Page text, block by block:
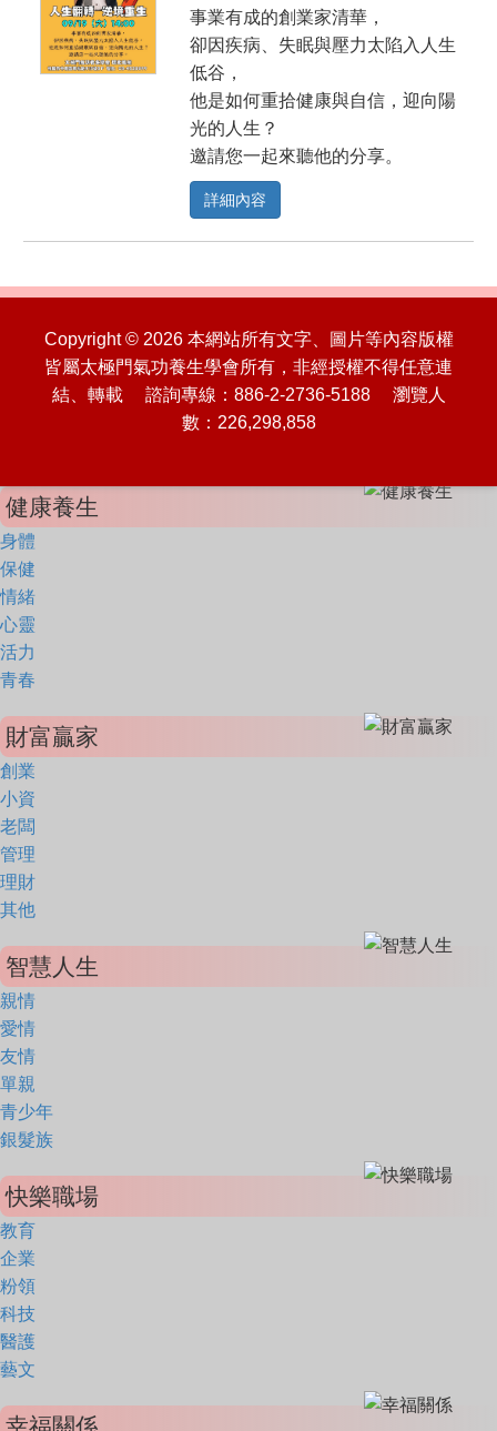
事業有成的創業家清華，
卻因疾病、失眠與壓力太陷入人生
低谷，
他是如何重拾健康與自信，迎向陽
光的人生？
邀請您一起來聽他的分享。
詳細內容
Copyright © 2026 本網站所有文字、圖片等內容版權
皆屬太極門氣功養生學會所有，非經授權不得任意連
結、轉載 諮詢專線：886-2-2736-5188 瀏覽人
數：226,298,858
健康養生
身體
保健
情緒
心靈
活力
青春
財富贏家
創業
小資
老闆
管理
理財
其他
智慧人生
親情
愛情
友情
單親
青少年
銀髮族
快樂職場
教育
企業
粉領
科技
醫護
藝文